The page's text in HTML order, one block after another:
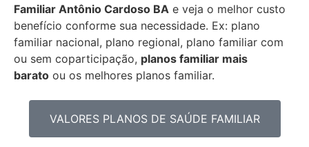
Familiar Antônio Cardoso BA e veja o melhor custo
benefício conforme sua necessidade. Ex: plano
familiar nacional, plano regional, plano familiar com
ou sem coparticipação, planos familiar mais
barato ou os melhores planos familiar.
VALORES PLANOS DE SAÚDE FAMILIAR